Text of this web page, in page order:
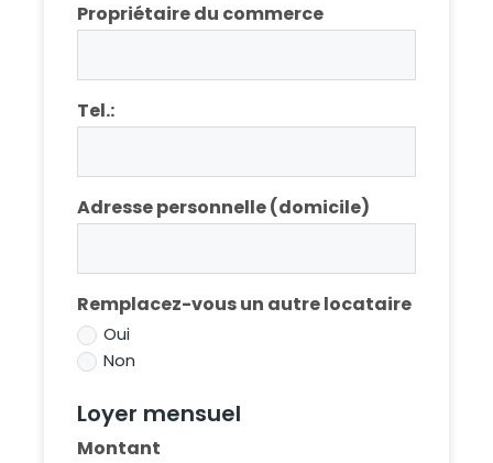
Propriétaire du commerce
Tel.:
Adresse personnelle (domicile)
Remplacez-vous un autre locataire
Oui
Non
Loyer mensuel
Montant